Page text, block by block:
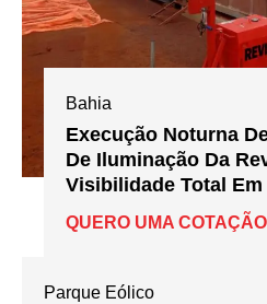
Bahia
Execução Noturna
De Iluminação Da
Visibilidade Total
QUERO UMA COTAÇÃO
Parque Eólico